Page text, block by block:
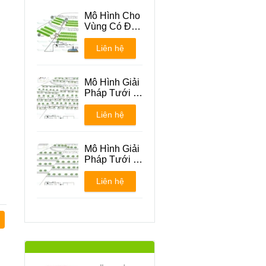
Mô Hình Cho
Vùng Có Địa
Hình Đồi Núi
Liên hệ
Mô Hình Giải
Pháp Tưới -
Phương án 1
Liên hệ
Mô Hình Giải
Pháp Tưới -
Phương án 2
Liên hệ